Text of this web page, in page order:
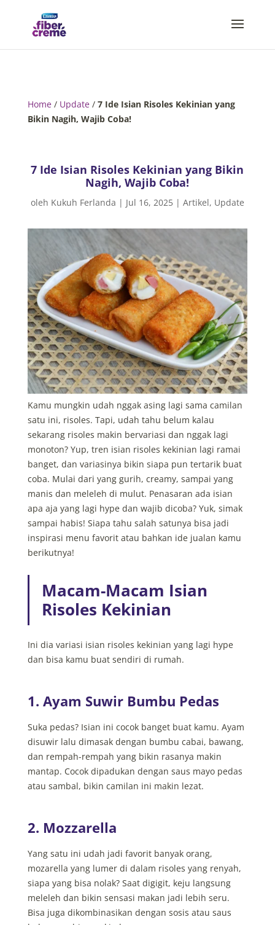
Home/ Update/ 7 Ide Isian Risoles Kekinian yang
Bikin Nagih, Wajib Coba!
7 Ide Isian Risoles Kekinian yang Bikin
Nagih, Wajib Coba!
oleh Kukuh Ferlanda | Jul 16, 2025| Artikel, Update
Kamu mungkin udah nggak asing lagi sama camilan
satu ini, risoles. Tapi, udah tahu belum kalau
sekarang risoles makin bervariasi dan nggak lagi
monoton? Yup, tren isian risoles kekinian lagi ramai
banget, dan variasinya bikin siapa pun tertarik buat
coba. Mulai dari yang gurih, creamy, sampai yang
manis dan meleleh di mulut. Penasaran ada isian
apa aja yang lagi hype dan wajib dicoba? Yuk, simak
sampai habis! Siapa tahu salah satunya bisa jadi
inspirasi menu favorit atau bahkan ide jualan kamu
berikutnya!
Macam-Macam Isian
Risoles Kekinian
Ini dia variasi isian risoles kekinian yang lagi hype
dan bisa kamu buat sendiri di rumah.
1. Ayam Suwir Bumbu Pedas
Suka pedas? Isian ini cocok banget buat kamu. Ayam
disuwir lalu dimasak dengan bumbu cabai, bawang,
dan rempah-rempah yang bikin rasanya makin
mantap. Cocok dipadukan dengan saus mayo pedas
atau sambal, bikin camilan ini makin lezat.
2. Mozzarella
Yang satu ini udah jadi favorit banyak orang,
mozarella yang lumer di dalam risoles yang renyah,
siapa yang bisa nolak? Saat digigit, keju langsung
meleleh dan bikin sensasi makan jadi lebih seru.
Bisa juga dikombinasikan dengan sosis atau saus